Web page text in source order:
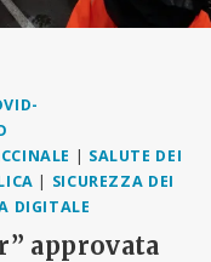
| SALUTE DEI
| SICUREZZA DEI
DIGITALE
approvata